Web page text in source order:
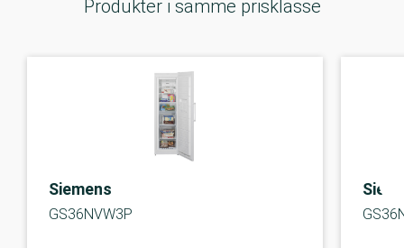
Produkter i samme prisklasse
Siemens
GS36NVW3P